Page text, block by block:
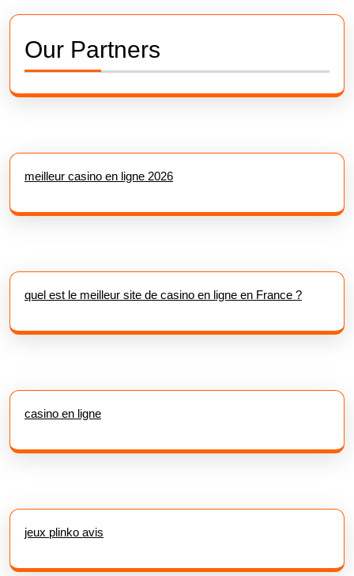
Our Partners
meilleur casino en ligne 2026
quel est le meilleur site de casino en ligne en France ?
casino en ligne
jeux plinko avis